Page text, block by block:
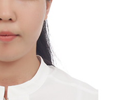
✉️ Adminga yozish